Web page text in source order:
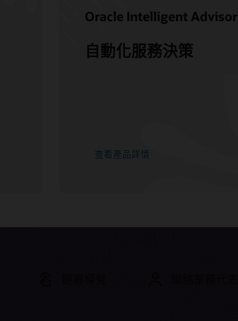
Oracle Intelligent Advisor
自動化服務決策
查看產品詳情